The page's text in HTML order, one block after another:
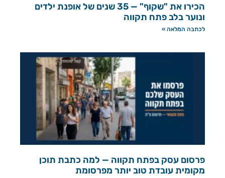
הכירו את "שקוף" — 35 שנים של אופנת ילדים
ונוער בלב פתח תקווה
לכתבה המלאה »
פרסום עסק בפתח תקווה — למה כתבת תוכן
מקומית עובדת טוב יותר מפרסומת